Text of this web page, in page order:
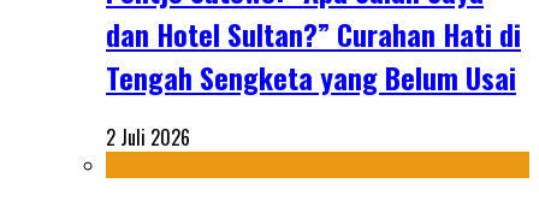
dan Hotel Sultan?” Curahan Hati di
Tengah Sengketa yang Belum Usai
2 Juli 2026